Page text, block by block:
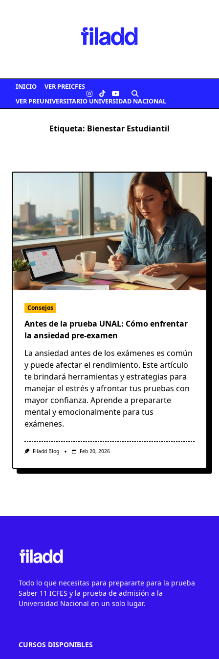
INICIO
VER PREICFES
VER PREUNIVERSITARIO UNIVERSIDAD NACIONAL
Etiqueta: Bienestar Estudiantil
Consejos
Antes de la prueba UNAL: Cómo enfrentar
la ansiedad pre-examen
La ansiedad antes de los exámenes es común
y puede afectar el rendimiento. Este artículo
te brindará herramientas y estrategias para
manejar el estrés y afrontar tus pruebas con
mayor confianza. Aprende a prepararte
mental y emocionalmente para tus
exámenes.
Filadd Blog Feb 20, 2026
Todo lo que necesitas para prepararte para la prueba
Saber 11 ICFES y la prueba de admisión a la
Universidad Nacional en un solo lugar.
CURSOS DISPONIBLES